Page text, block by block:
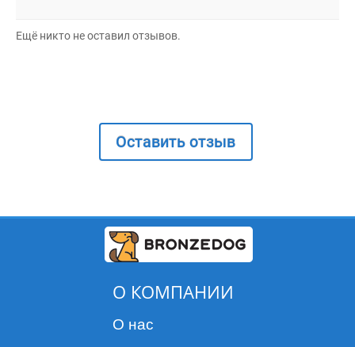
Ещё никто не оставил отзывов.
Оставить отзыв
О КОМПАНИИ
О нас